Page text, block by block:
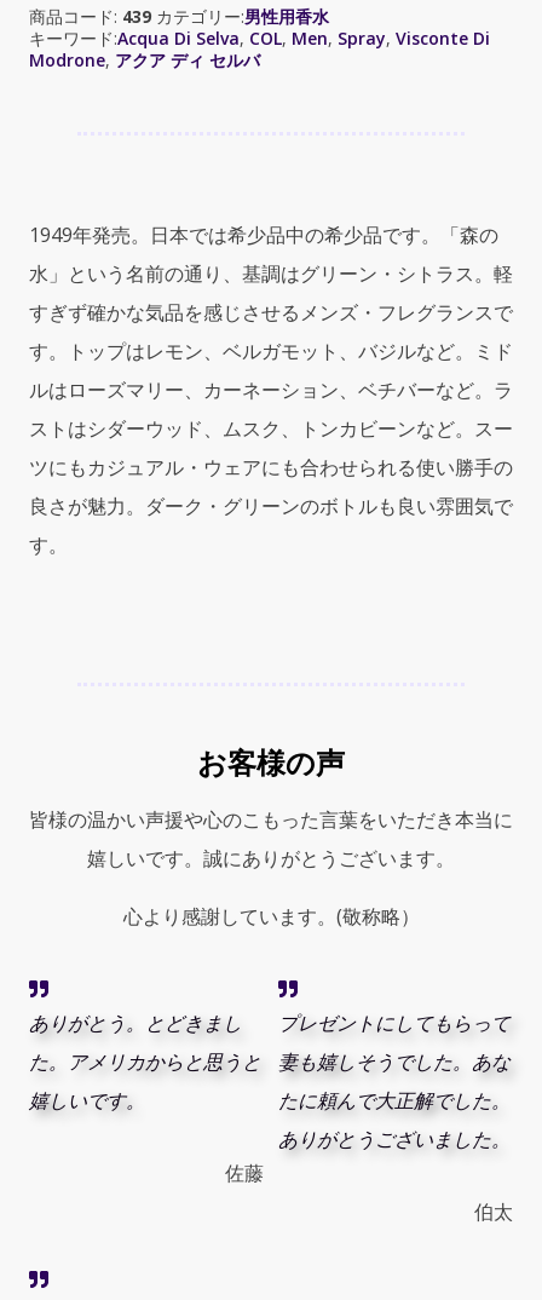
ス
コ
ロ
ー
ネ
ア
ク
ア
ィ
セ
ル
バ)
3.4
Men
quantity
商品コード: 439 カテゴリー:男性用香水
キーワード:Acqua Di Selva, COL, Men, Spray, Visconte Di
Modrone, アクア ディ セルバ
1949年発売。日本では希少品中の希少品です。「森の
水」という名前の通り、基調はグリーン・シトラス。軽
すぎず確かな気品を感じさせるメンズ・フレグランスで
す。トップはレモン、ベルガモット、バジルなど。ミド
ルはローズマリー、カーネーション、ベチバーなど。ラ
ストはシダーウッド、ムスク、トンカビーンなど。スー
ツにもカジュアル・ウェアにも合わせられる使い勝手の
良さが魅力。ダーク・グリーンのボトルも良い雰囲気で
す。
お客様の声
皆様の温かい声援や心のこもった言葉をいただき本当に
嬉しいです。誠にありがとうございます。
心より感謝しています。(敬称略）
ありがとう。とどきまし
た。アメリカからと思うと
嬉しいです。
佐藤
プレゼントにしてもらって
妻も嬉しそうでした。あな
たに頼んで大正解でした。
ありがとうございました。
伯太